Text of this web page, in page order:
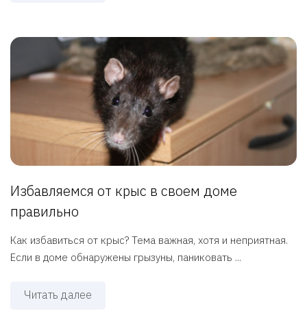
Избавляемся от крыс в своем доме
правильно
Как избавиться от крыс? Тема важная, хотя и неприятная.
Если в доме обнаружены грызуны, паниковать ...
Читать далее